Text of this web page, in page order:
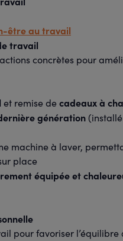
être au travail
travail
concrètes pour
et remise decadeaux à
génération
machine à laver,
place
équipéeet
pour favoriser l’équilibre